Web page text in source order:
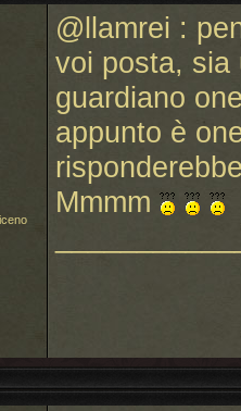
@llamrei :
voi posta, sia
guardiano
appunto è
Mmmm